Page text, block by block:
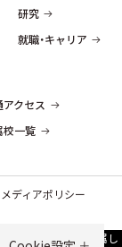
研究
就職・キャリア
アクセス
校一覧
ディアポリシー
、原則、本学に帰属し